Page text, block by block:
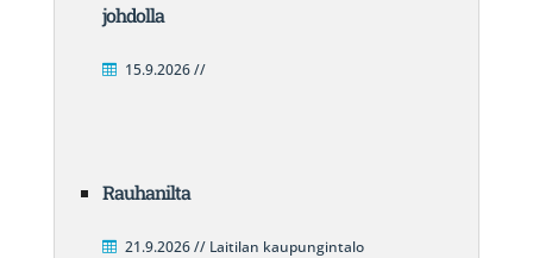
johdolla
15.9.2026 //
Rauhanilta
21.9.2026 // Laitilan kaupungintalo